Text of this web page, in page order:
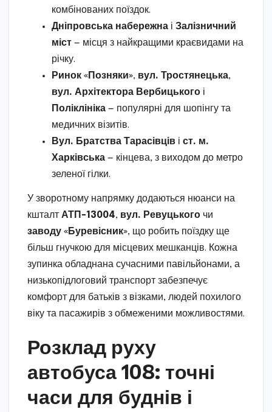
комбінованих поїздок.
Дніпровська набережна і Залізничний
міст — місця з найкращими краєвидами на
річку.
Ринок «Позняки», вул. Тростянецька,
вул. Архітектора Вербицького і
Поліклініка — популярні для шопінгу та
медичних візитів.
Вул. Братства Тарасівців і ст. м.
Харківська — кінцева, з виходом до метро
зеленої гілки.
У зворотному напрямку додаються нюанси на
кшталт АТП-13004, вул. Ревуцького чи
заводу «Буревісник», що робить поїздку ще
більш гнучкою для місцевих мешканців. Кожна
зупинка обладнана сучасними павільйонами, а
низькопідлоговий транспорт забезпечує
комфорт для батьків з візками, людей похилого
віку та пасажирів з обмеженими можливостями.
Розклад руху
автобуса 108: точні
часи для буднів і